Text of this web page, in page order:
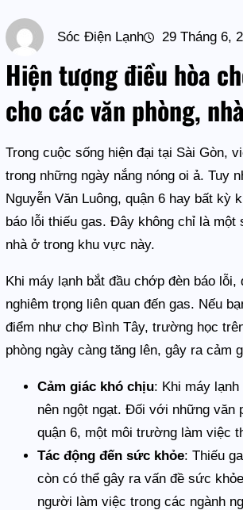
Sóc Điện Lạnh 29 Tháng 6,
Hiện tượng điều hòa
cho các văn phòng,
Trong cuộc sống hiện đại tại Sài Gòn,
trong những ngày nắng nóng oi ả. Tuy
Nguyễn Văn Luông, quận 6 hay bất kỳ
báo lỗi thiếu gas. Đây không chỉ là một
nhà ở trong khu vực này.
Khi máy lạnh bắt đầu chớp đèn báo
nghiêm trọng liên quan đến gas. Nếu
điểm như chợ Bình Tây, trường học
phòng ngày càng tăng lên, gây ra cảm
Cảm giác khó chịu: Khi máy
nên ngột ngạt. Đối với những văn
quận 6, một môi trường làm việc
Tác động đến sức khỏe: Thiếu
còn có thể gây ra vấn đề sức
người làm việc trong các ngành